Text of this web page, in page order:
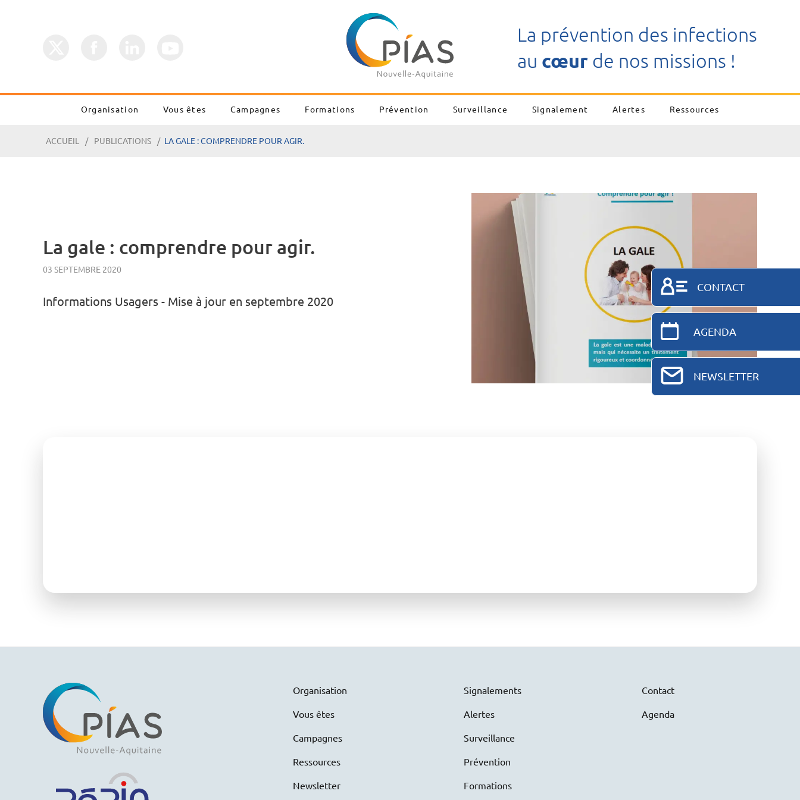
La prévention des infections
au cœur de nos missions !
Organisation Vous êtes Campagnes Formations Prévention Surveillance Signalement Alertes Ressources
CONTACT
AGENDA
NEWSLETTER
ACCUEIL PUBLICATIONS LA GALE : COMPRENDRE POUR AGIR.
La gale : comprendre pour agir.
03 SEPTEMBRE 2020
Informations Usagers - Mise à jour en septembre 2020
Organisation
Vous êtes
Campagnes
Ressources
Newsletter
Signalements
Alertes
Surveillance
Prévention
Formations
Contact
Agenda